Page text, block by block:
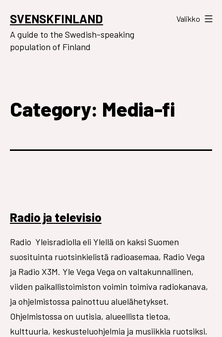
sisältöön
SVENSKFINLAND
A guide to the Swedish-speaking
population of Finland
Valikko
Category: Media-fi
Radio ja televisio
Radio Yleisradiolla eli Ylellä on kaksi Suomen
suosituinta ruotsinkielistä radioasemaa, Radio Vega
ja Radio X3M. Yle Vega Vega on valtakunnallinen,
viiden paikallistoimiston voimin toimiva radiokanava,
ja ohjelmistossa painottuu aluelähetykset.
Ohjelmistossa on uutisia, alueellista tietoa,
kulttuuria, keskusteluohjelmia ja musiikkia ruotsiksi.